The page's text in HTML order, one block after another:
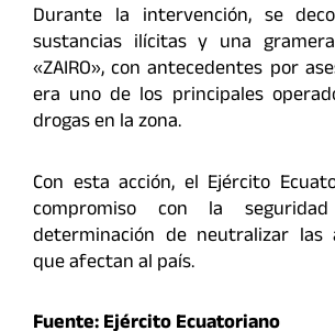
Durante la intervención, se
sustancias ilícitas y una
«ZAIRO», con antecedentes por
era uno de los principales
drogas en la zona.
Con esta acción, el Ejército
compromiso con la
determinación de neutralizar las
que afectan al país.